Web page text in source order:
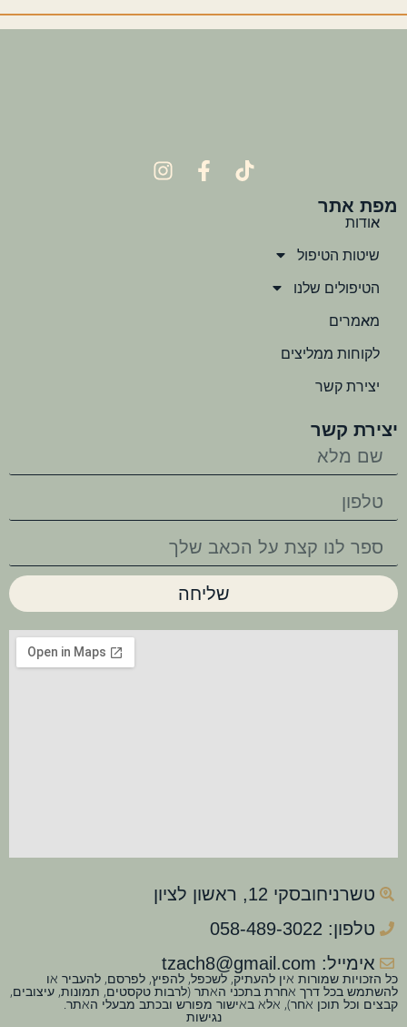
מפת אתר
אודות
שיטות הטיפול
הטיפולים שלנו
מאמרים
לקוחות ממליצים
יצירת קשר
יצירת קשר
שליחה
טשרניחובסקי 12, ראשון לציון
טלפון: 058-489-3022
אימייל: tzach8@gmail.com
כל הזכויות שמורות אין להעתיק, לשכפל, להפיץ, לפרסם, להעביר או
להשתמש בכל דרך אחרת בתכני האתר (לרבות טקסטים, תמונות, עיצובים,
קבצים וכל תוכן אחר), אלא באישור מפורש ובכתב מבעלי האתר.
נגישות